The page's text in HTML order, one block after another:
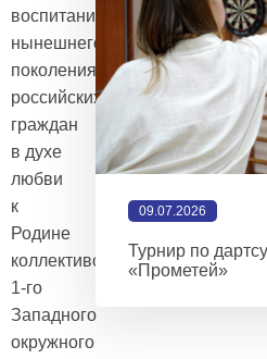
воспитания
нынешнего
поколения
российских
граждан
в духе
любви
к
Родине
коллективом
1-го
Западного
окружного
09.07.2026
Турнир по
«Прометей»